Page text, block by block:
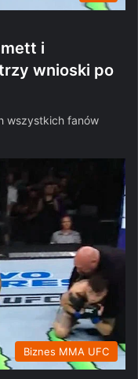
i
wnioski po
wszystkich fanów
Biznes MMA UFC